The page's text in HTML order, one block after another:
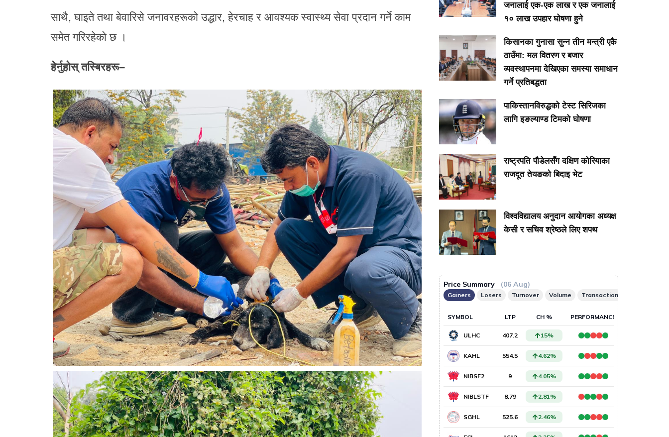
साथै, घाइते तथा बेवारिसे जनावरहरूको उद्धार, हेरचाह र आवश्यक स्वास्थ्य सेवा प्रदान गर्ने काम
समेत गरिरहेको छ ।
हेर्नुहोस् तस्बिरहरू–
जनालाई एक-एक लाख र एक जनालाई
१० लाख उपहार घोषणा हुने
किसानका गुनासा सुन्न तीन मन्त्री एकै
ठाउँमा: मल वितरण र बजार
व्यवस्थापनमा देखिएका समस्या समाधान
गर्ने प्रतिबद्धता
पाकिस्तानविरुद्धको टेस्ट सिरिजका
लागि इङल्याण्ड टिमको घोषणा
राष्ट्रपति पौडेलसँग दक्षिण कोरियाका
राजदूत तेयङको बिदाइ भेट
विश्वविद्यालय अनुदान आयोगका अध्यक्ष
केसी र सचिव श्रेष्ठले लिए शपथ